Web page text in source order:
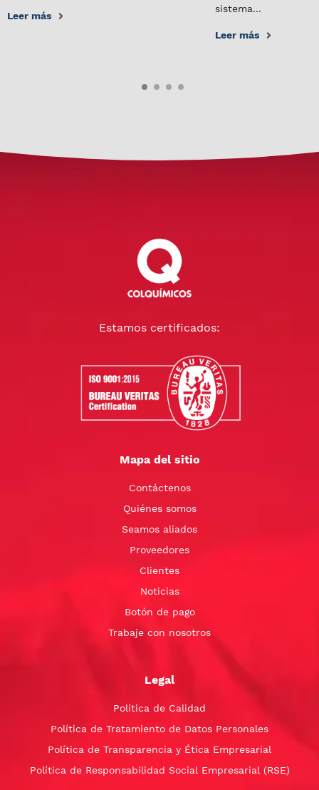
Leer más
sistema...
Leer más
Estamos certificados:
Mapa del sitio
Contáctenos
Quiénes somos
Seamos aliados
Proveedores
Clientes
Noticias
Botón de pago
Trabaje con nosotros
Legal
Política de Calidad
Política de Tratamiento de Datos Personales
Política de Transparencia y Ética Empresarial
Política de Responsabilidad Social Empresarial (RSE)